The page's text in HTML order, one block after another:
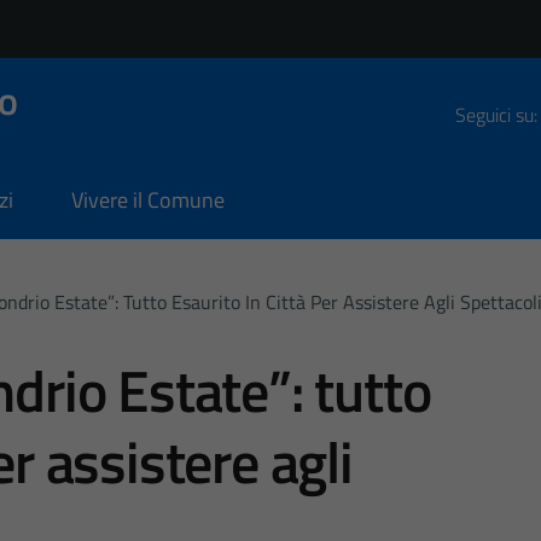
Seguici su:
Vivere il Comune
Estate”: Tutto Esaurito In Città Per Assistere Agli Spettacoli
Estate”: tutto
assistere agli